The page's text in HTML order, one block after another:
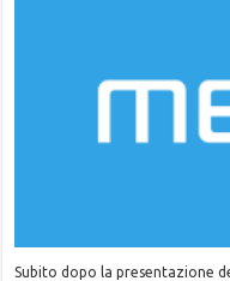
Subito dopo la presentazione